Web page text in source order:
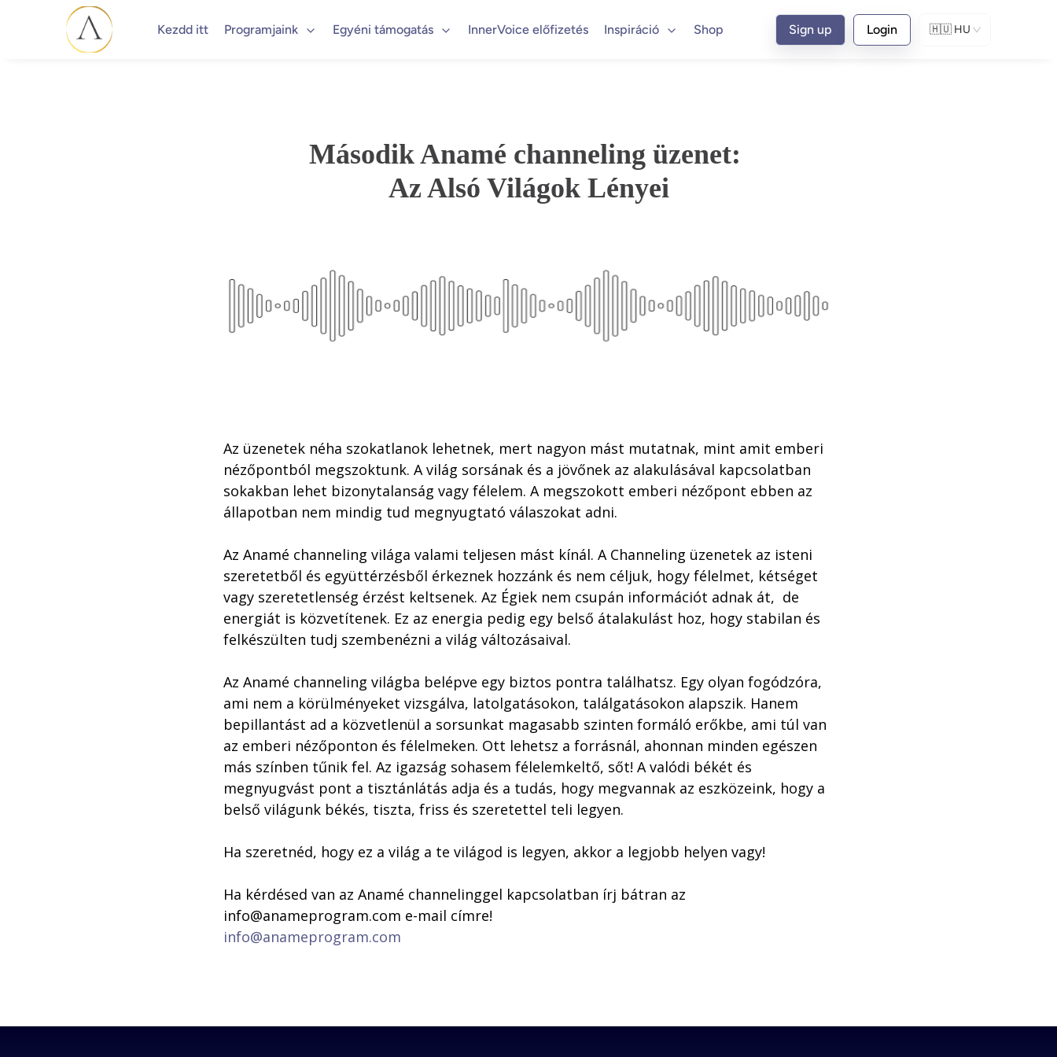
Kezdd itt Programjaink Egyéni támogatás InnerVoice előfizetés Inspiráció Shop Sign up Login 🇭🇺 HU
Második Anamé channeling üzenet:
Az Alsó Világok Lényei
Az üzenetek néha szokatlanok lehetnek, mert nagyon mást mutatnak, mint amit emberi
nézőpontból megszoktunk. A világ sorsának és a jövőnek az alakulásával kapcsolatban
sokakban lehet bizonytalanság vagy félelem. A megszokott emberi nézőpont ebben az
állapotban nem mindig tud megnyugtató válaszokat adni.
Az Anamé channeling világa valami teljesen mást kínál. A Channeling üzenetek az isteni
szeretetből és együttérzésből érkeznek hozzánk és nem céljuk, hogy félelmet, kétséget
vagy szeretetlenség érzést keltsenek. Az Égiek nem csupán információt adnak át,  de
energiát is közvetítenek. Ez az energia pedig egy belső átalakulást hoz, hogy stabilan és
felkészülten tudj szembenézni a világ változásaival.
Az Anamé channeling világba belépve egy biztos pontra találhatsz. Egy olyan fogódzóra,
ami nem a körülményeket vizsgálva, latolgatásokon, találgatásokon alapszik. Hanem
bepillantást ad a közvetlenül a sorsunkat magasabb szinten formáló erőkbe, ami túl van
az emberi nézőponton és félelmeken. Ott lehetsz a forrásnál, ahonnan minden egészen
más színben tűnik fel. Az igazság sohasem félelemkeltő, sőt! A valódi békét és
megnyugvást pont a tisztánlátás adja és a tudás, hogy megvannak az eszközeink, hogy a
belső világunk békés, tiszta, friss és szeretettel teli legyen.
Ha szeretnéd, hogy ez a világ a te világod is legyen, akkor a legjobb helyen vagy!
Ha kérdésed van az Anamé channelinggel kapcsolatban írj bátran az
info@anameprogram.com e-mail címre!
info@anameprogram.com